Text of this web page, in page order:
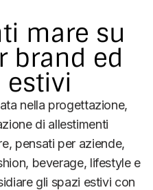
mare su
brand ed
estivi
nella progettazione,
di allestimenti
pensati per aziende,
beverage, lifestyle e
gli spazi estivi con